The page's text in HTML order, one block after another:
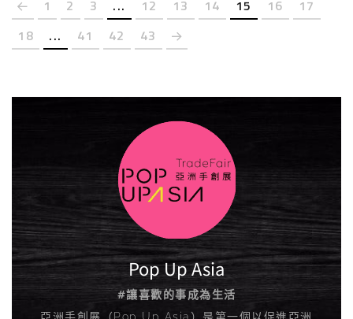
1 2 3 ... 12 13 14 15 16
17
18
... 41 42 43
Pop Up Asia
#讓喜歡的事成為生活